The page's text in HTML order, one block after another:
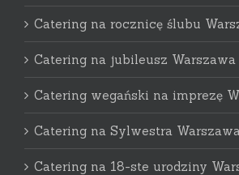
Catering na rocznicę ślubu
Catering na jubileusz Warszawa
Catering wegański na imprezę
Catering na Sylwestra
Catering na 18-ste urodziny